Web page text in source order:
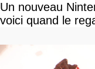
Un nouveau
voici quand le